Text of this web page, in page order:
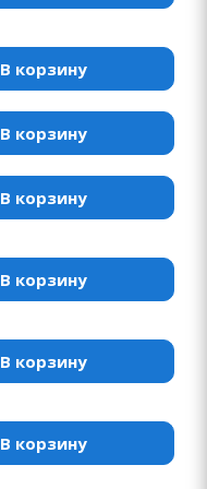
В корзину
В корзину
В корзину
В корзину
В корзину
В корзину